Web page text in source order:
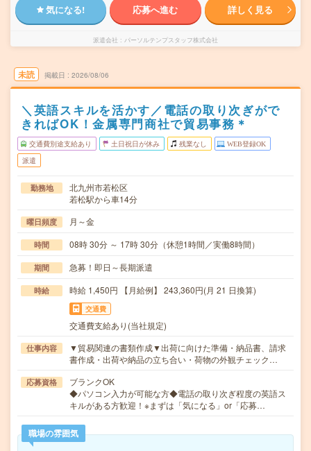
気になる! 応募へ進む 詳しく見る
派遣会社 パーソルテンプスタッフ株式会社
未読 掲載日 2026/08/06
＼英語スキルを活かす／電話の取り次ぎがで
きればOK！金属専門商社で貿易事務＊
交通費別途支給あり 土日祝日が休み 残業なし WEB登録OK
派遣
勤務地
北九州市若松区
若松駅から車14分
曜日頻度 月～金
時間 08時 30分 ～ 17時 30分（休憩1時間／実働8時間）
期間 急募！即日～長期派遣
時給 時給 1,450円 【月給例】 243,360円(月 21 日換算)
交通費
交通費支給あり(当社規定)
仕事内容
▼貿易関連の書類作成▼出荷に向けた準備・納品書、請求
書作成・出荷や納品の立ち合い・荷物の外観チェック…
応募資格
ブランクOK
◆パソコン入力が可能な方◆電話の取り次ぎ程度の英語ス
キルがある方歓迎！※まずは「気になる」or「応募…
職場の雰囲気